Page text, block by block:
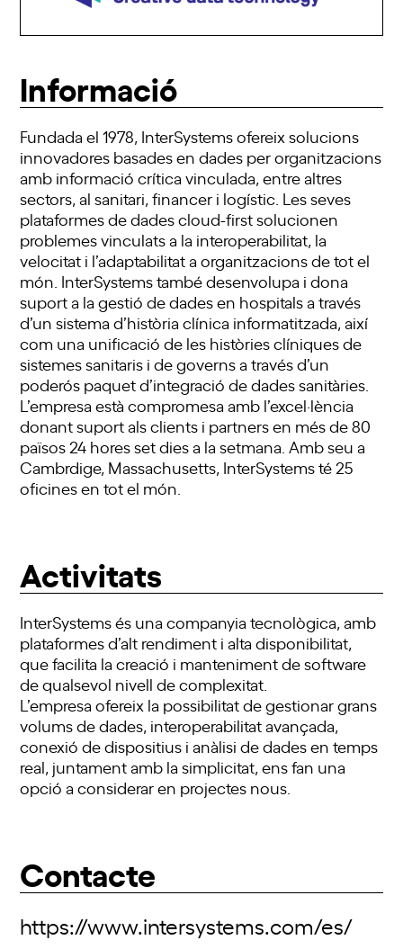
Informació
Fundada el 1978, InterSystems ofereix solucions
innovadores basades en dades per organitzacions
amb informació crítica vinculada, entre altres
sectors, al sanitari, financer i logístic. Les seves
plataformes de dades cloud-first solucionen
problemes vinculats a la interoperabilitat, la
velocitat i l’adaptabilitat a organitzacions de tot el
món. InterSystems també desenvolupa i dona
suport a la gestió de dades en hospitals a través
d’un sistema d’història clínica informatitzada, així
com una unificació de les històries clíniques de
sistemes sanitaris i de governs a través d’un
poderós paquet d’integració de dades sanitàries.
L’empresa està compromesa amb l’excel·lència
donant suport als clients i partners en més de 80
països 24 hores set dies a la setmana. Amb seu a
Cambrdige, Massachusetts, InterSystems té 25
oficines en tot el món.
Activitats
InterSystems és una companyia tecnològica, amb
plataformes d’alt rendiment i alta disponibilitat,
que facilita la creació i manteniment de software
de qualsevol nivell de complexitat.
L’empresa ofereix la possibilitat de gestionar grans
volums de dades, interoperabilitat avançada,
conexió de dispositius i anàlisi de dades en temps
real, juntament amb la simplicitat, ens fan una
opció a considerar en projectes nous.
Contacte
https://www.intersystems.com/es/